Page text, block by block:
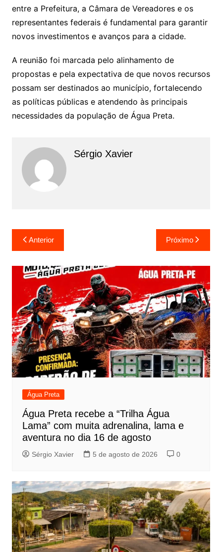
entre a Prefeitura, a Câmara de Vereadores e os
representantes federais é fundamental para garantir
novos investimentos e avanços para a cidade.
A reunião foi marcada pelo alinhamento de
propostas e pela expectativa de que novos recursos
possam ser destinados ao município, fortalecendo
as políticas públicas e atendendo às principais
necessidades da população de Água Preta.
Sérgio Xavier
Anterior Próximo
Água Preta
Água Preta recebe a “Trilha Água
Lama” com muita adrenalina, lama e
aventura no dia 16 de agosto
Sérgio Xavier 5 de agosto de 2026 0